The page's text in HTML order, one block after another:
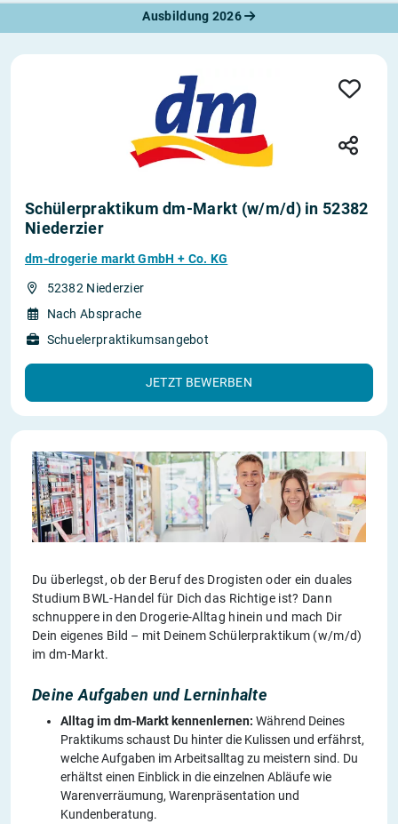
Ausbildung 2026
Schülerpraktikum dm-Markt (w/m/d) in 52382
Niederzier
dm-drogerie markt GmbH + Co. KG
52382 Niederzier
Nach Absprache
Schuelerpraktikumsangebot
JETZT BEWERBEN
Du überlegst, ob der Beruf des Drogisten oder ein duales
Studium BWL-Handel für Dich das Richtige ist? Dann
schnuppere in den Drogerie-Alltag hinein und mach Dir
Dein eigenes Bild – mit Deinem Schülerpraktikum (w/m/d)
im dm-Markt.
Deine Aufgaben und Lerninhalte
Alltag im dm-Markt kennenlernen: Während Deines
Praktikums schaust Du hinter die Kulissen und erfährst,
welche Aufgaben im Arbeitsalltag zu meistern sind. Du
erhältst einen Einblick in die einzelnen Abläufe wie
Warenverräumung, Warenpräsentation und
Kundenberatung.